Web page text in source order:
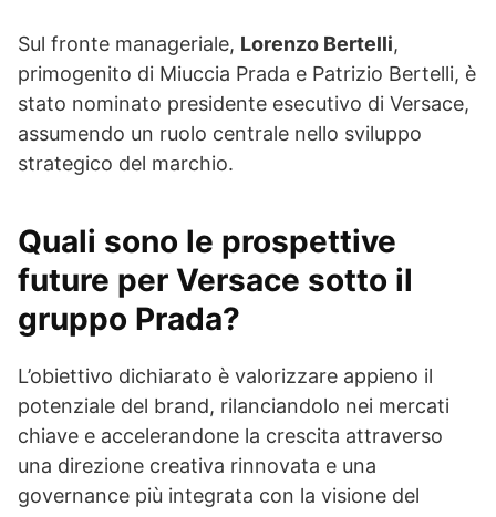
Sul fronte manageriale, Lorenzo Bertelli,
primogenito di Miuccia Prada e Patrizio Bertelli, è
stato nominato presidente esecutivo di Versace,
assumendo un ruolo centrale nello sviluppo
strategico del marchio.
Quali sono le prospettive
future per Versace sotto il
gruppo Prada?
L’obiettivo dichiarato è valorizzare appieno il
potenziale del brand, rilanciandolo nei mercati
chiave e accelerandone la crescita attraverso
una direzione creativa rinnovata e una
governance più integrata con la visione del